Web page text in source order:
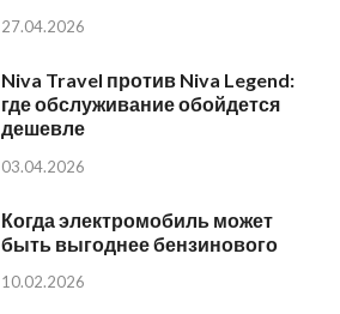
27.04.2026
Niva Travel против Niva Legend:
где обслуживание обойдется
дешевле
03.04.2026
Когда электромобиль может
быть выгоднее бензинового
10.02.2026